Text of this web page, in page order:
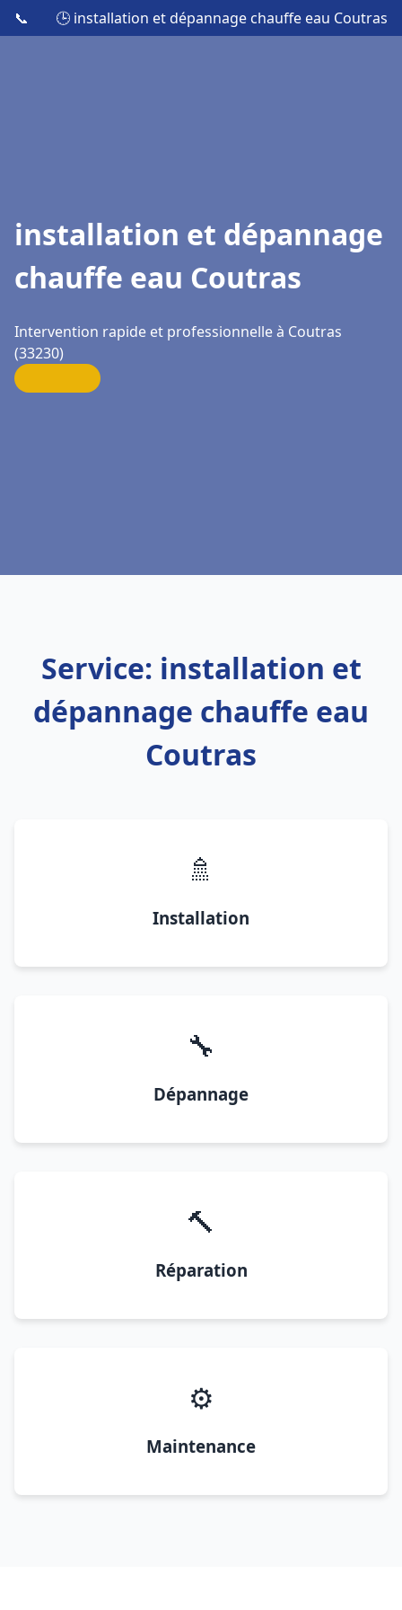
📞 🕒 installation et dépannage chauffe eau Coutras
installation et dépannage
chauffe eau Coutras
Intervention rapide et professionnelle à Coutras
(33230)
Service: installation et
dépannage chauffe eau
Coutras
🚿
Installation
🔧
Dépannage
🔨
Réparation
⚙️
Maintenance